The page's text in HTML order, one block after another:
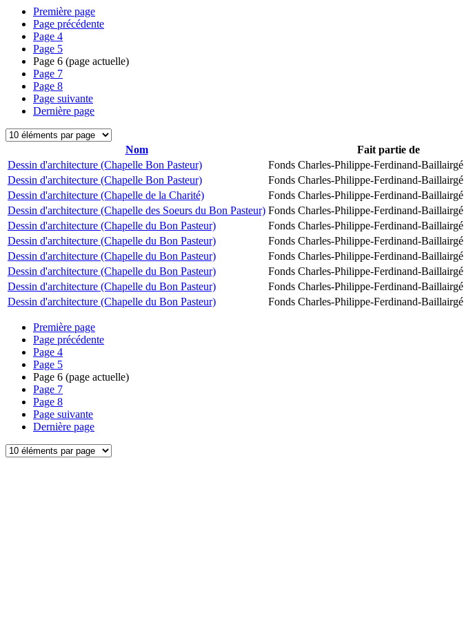
Première page
Page précédente
Page 4
Page 5
Page 6 (page actuelle)
Page 7
Page 8
Page suivante
Dernière page
Nom Fait partie de
Dessin d'architecture (Chapelle Bon Pasteur)
Fonds Charles-Philippe-Ferdinand-Baillairgé
Dessin d'architecture (Chapelle Bon Pasteur)
Fonds Charles-Philippe-Ferdinand-Baillairgé
Dessin d'architecture (Chapelle de la Charité)
Fonds Charles-Philippe-Ferdinand-Baillairgé
Dessin d'architecture (Chapelle des Soeurs du Bon Pasteur) Fonds Charles-Philippe-Ferdinand-Baillairgé
Dessin d'architecture (Chapelle du Bon Pasteur)
Fonds Charles-Philippe-Ferdinand-Baillairgé
Dessin d'architecture (Chapelle du Bon Pasteur)
Fonds Charles-Philippe-Ferdinand-Baillairgé
Dessin d'architecture (Chapelle du Bon Pasteur)
Fonds Charles-Philippe-Ferdinand-Baillairgé
Dessin d'architecture (Chapelle du Bon Pasteur)
Fonds Charles-Philippe-Ferdinand-Baillairgé
Dessin d'architecture (Chapelle du Bon Pasteur)
Fonds Charles-Philippe-Ferdinand-Baillairgé
Dessin d'architecture (Chapelle du Bon Pasteur)
Fonds Charles-Philippe-Ferdinand-Baillairgé
Première page
Page précédente
Page 4
Page 5
Page 6 (page actuelle)
Page 7
Page 8
Page suivante
Dernière page